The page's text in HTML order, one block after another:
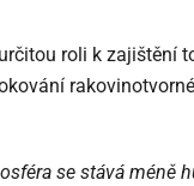
roli k zajištění
se stává méně